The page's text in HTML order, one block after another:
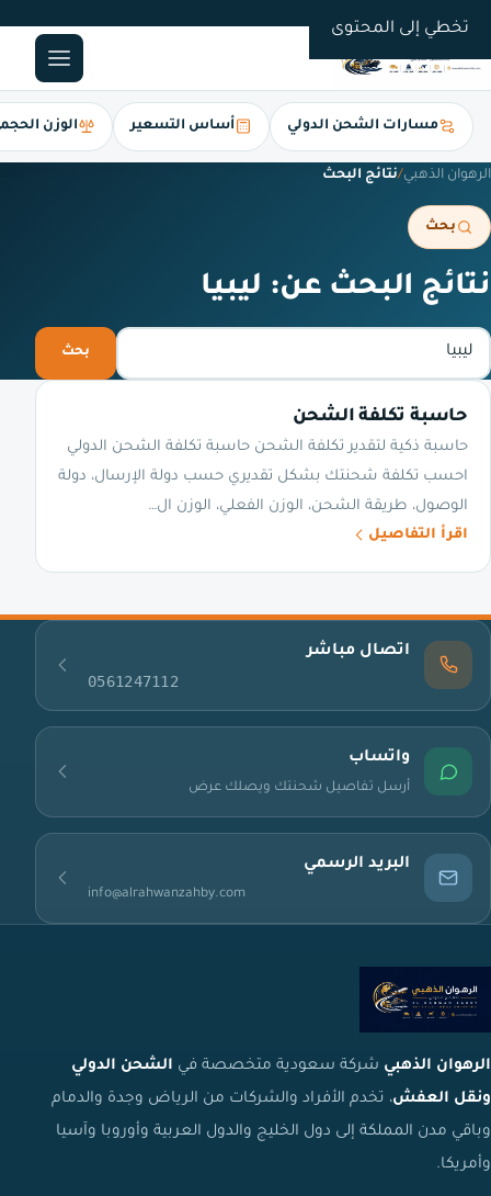
تخطي إلى المحتوى
مسارات الشحن الدولي أساس التسعير الوزن
الرهوان الذهبي/نتائج البحث
بحث
نتائج البحث عن: ليبيا
ابحث في الموقع
بحث
حاسبة تكلفة الشحن
حاسبة ذكية لتقدير تكلفة الشحن حاسبة تكلفة الشحن الدولي
احسب تكلفة شحنتك بشكل تقديري حسب دولة الإرسال، دولة
الوصول، طريقة الشحن، الوزن الفعلي، الوزن ال…
اقرأ التفاصيل
اتصال مباشر
0561247112
واتساب
أرسل تفاصيل شحنتك ويصلك عرض
البريد الرسمي
info@alrahwanzahby.com
الرهوان الذهبي شركة سعودية متخصصة في الشحن الدولي
ونقل العفش، تخدم الأفراد والشركات من الرياض وجدة والدمام
وباقي مدن المملكة إلى دول الخليج والدول العربية وأوروبا وآسيا
وأمريكا.